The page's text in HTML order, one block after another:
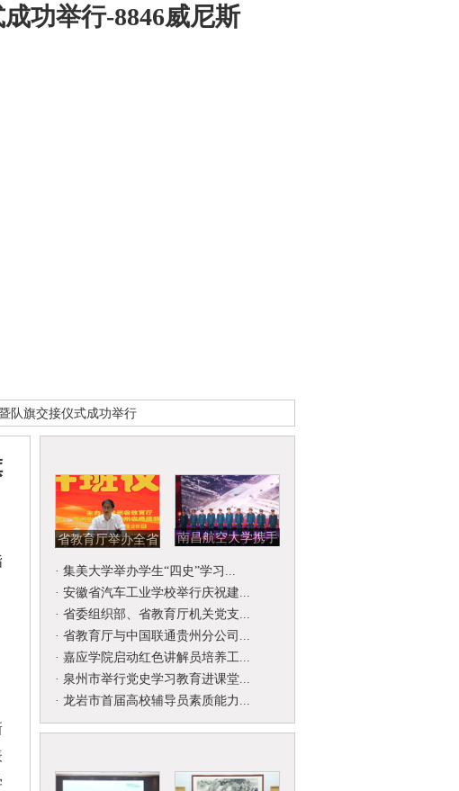
功举行-8846威尼斯
队旗交接仪式成功举行
省教育厅举办全省
（园）长工作...
南昌航空大学携手
合唱团举...
· 集美大学举办学生“四史”学习...
· 安徽省汽车工业学校举行庆祝建...
· 省委组织部、省教育厅机关党支...
· 省教育厅与中国联通贵州分公司...
· 嘉应学院启动红色讲解员培养工...
· 泉州市举行党史学习教育进课堂...
· 龙岩市首届高校辅导员素质能力...